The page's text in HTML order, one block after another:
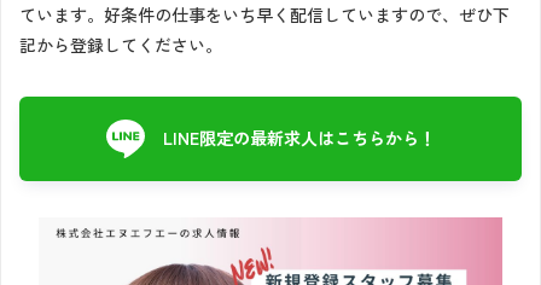
ています。好条件の仕事をいち早く配信していますので、ぜひ下
記から登録してください。
LINE限定の最新求人はこちらから！